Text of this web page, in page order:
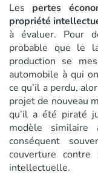
Les pertes
propriété
à évaluer. Pour
probable que le
production se
automobile à qui
ce qu’il a perdu,
projet de nouveau
qu’il a été piraté
modèle
conséquent
couverture
intellectuelle.